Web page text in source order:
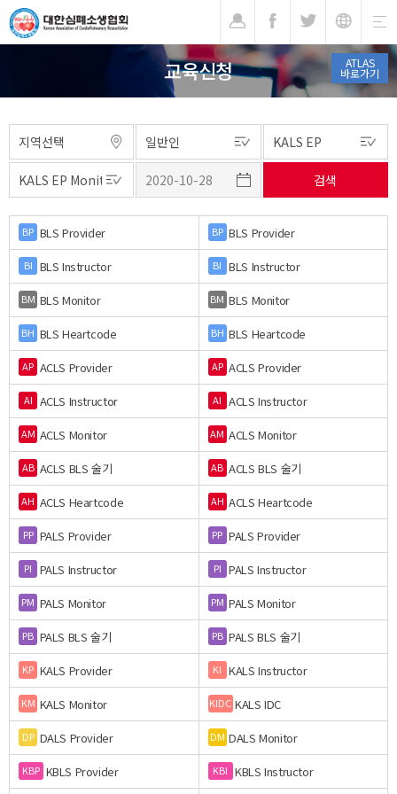
ATLAS
바로가기
교육신청
BP BLS Provider BP BLS Provider
BI BLS Instructor BI BLS Instructor
BM BLS Monitor BM BLS Monitor
BH BLS Heartcode BH BLS Heartcode
AP ACLS Provider AP ACLS Provider
AI ACLS Instructor AI ACLS Instructor
AM ACLS Monitor AM ACLS Monitor
AB ACLS BLS 술기 AB ACLS BLS 술기
AH ACLS Heartcode AH ACLS Heartcode
PP PALS Provider PP PALS Provider
PI PALS Instructor PI PALS Instructor
PM PALS Monitor PM PALS Monitor
PB PALS BLS 술기 PB PALS BLS 술기
KP KALS Provider KI KALS Instructor
KM KALS Monitor KIDC KALS IDC
DP DALS Provider DM DALS Monitor
KBP KBLS Provider KBI KBLS Instructor